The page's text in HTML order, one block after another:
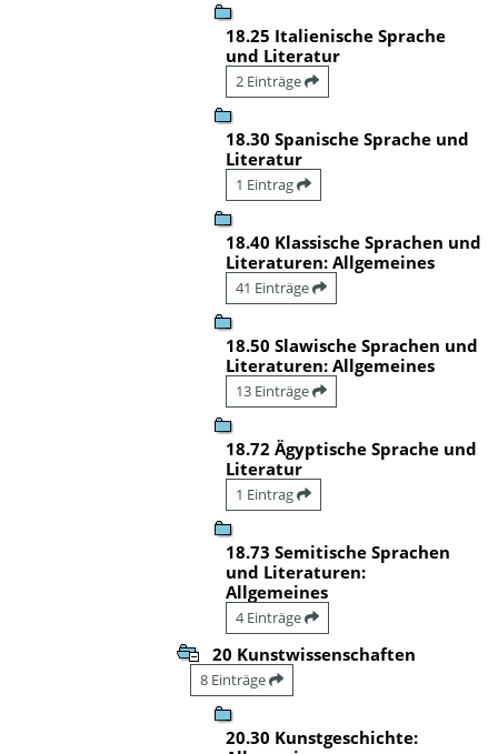
18.25 Italienische Sprache
und Literatur
2 Einträge
18.30 Spanische Sprache und
Literatur
1 Eintrag
18.40 Klassische Sprachen und
Literaturen: Allgemeines
41 Einträge
18.50 Slawische Sprachen und
Literaturen: Allgemeines
13 Einträge
18.72 Ägyptische Sprache und
Literatur
1 Eintrag
18.73 Semitische Sprachen
und Literaturen:
Allgemeines
4 Einträge
20 Kunstwissenschaften
8 Einträge
20.30 Kunstgeschichte: